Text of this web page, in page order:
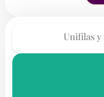
Unifilas y